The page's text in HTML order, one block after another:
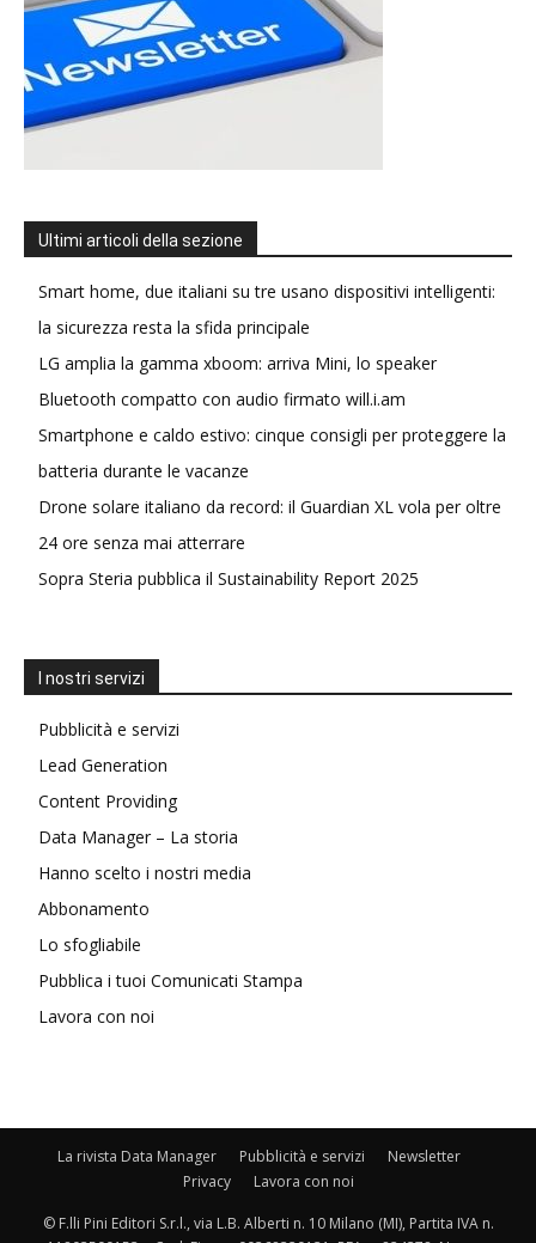
Ultimi articoli della sezione
Smart home, due italiani su tre usano dispositivi intelligenti:
la sicurezza resta la sfida principale
LG amplia la gamma xboom: arriva Mini, lo speaker
Bluetooth compatto con audio firmato will.i.am
Smartphone e caldo estivo: cinque consigli per proteggere la
batteria durante le vacanze
Drone solare italiano da record: il Guardian XL vola per oltre
24 ore senza mai atterrare
Sopra Steria pubblica il Sustainability Report 2025
I nostri servizi
Pubblicità e servizi
Lead Generation
Content Providing
Data Manager – La storia
Hanno scelto i nostri media
Abbonamento
Lo sfogliabile
Pubblica i tuoi Comunicati Stampa
Lavora con noi
La rivista Data Manager Pubblicità e servizi
Newsletter
Privacy
Lavora con noi
© F.lli Pini Editori S.r.l., via L.B. Alberti n. 10 Milano (MI), Partita IVA n.